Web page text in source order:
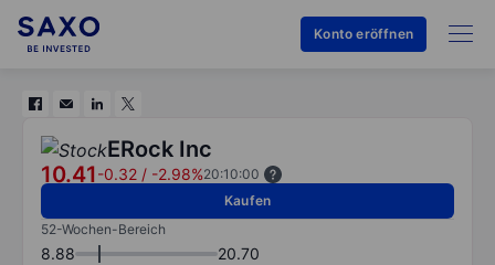
Konto eröffnen
ERock Inc
10.41-0.32 / -2.98%20:10:00
Kaufen
52-Wochen-Bereich
8.88 20.70